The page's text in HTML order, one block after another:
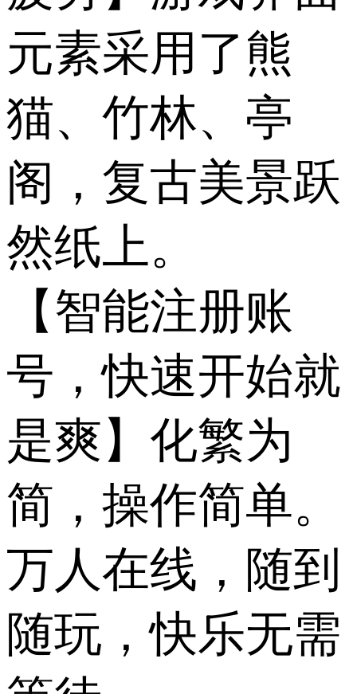
元素采用了熊
猫、竹林、亭
阁，复古美景跃
然纸上。
【智能注册账
号，快速开始就
是爽】化繁为
简，操作简单。
万人在线，随到
随玩，快乐无需